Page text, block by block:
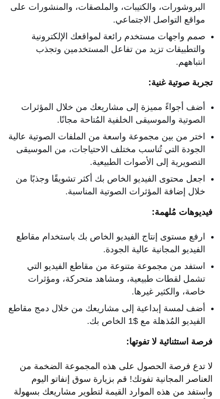
البروشورات، والكتيبات، والملصقات، والمنشورات على
مواقع التواصل الاجتماعي.
صمم واجهات مستخدم رائعة لمواقعك الإلكترونية
والتطبيقات تزيد من تفاعل المستخدمين وتجذب
انتباههم.
تجربة صوتية غنية:
أضف أجواءً مميزة إلى مشاريعك من خلال المؤثرات
الصوتية والموسيقى الخلفية المُتاحة مجانًا.
اختر من بين مجموعة واسعة من الملفات الصوتية عالية
الجودة التي تُناسب مختلف الاحتياجات، من الموسيقى
التصويرية إلى الأصوات الطبيعية.
اجعل محتوى الفيديو الخاص بك أكثر تشويقًا وجذبًا من
خلال إضافة المؤثرات الصوتية المناسبة.
فيديوهات مُلهمة:
ارفع مستوى إنتاج الفيديو الخاص بك باستخدام مقاطع
الفيديو المجانية عالية الجودة.
استفد من مجموعة متنوعة من مقاطع الفيديو التي
تشمل لقطات طبيعية، ومشاهد متحركة، ومؤثرات
خاصة، والكثير غيرها.
أضف لمسة إبداعية إلى مشاريعك من خلال دمج مقاطع
الفيديو المُذهلة مع $1 الخاص بك.
فرصة استثنائية لا تفوتها:
لا تدع فرصة الحصول على هذه المجموعة الضخمة من
العناصر المجانية تفوتك! قم بزيارة سوق إنفاتو اليوم
واستفد من هذه الموارد القيمة لتطوير مشاريعك بسهولة